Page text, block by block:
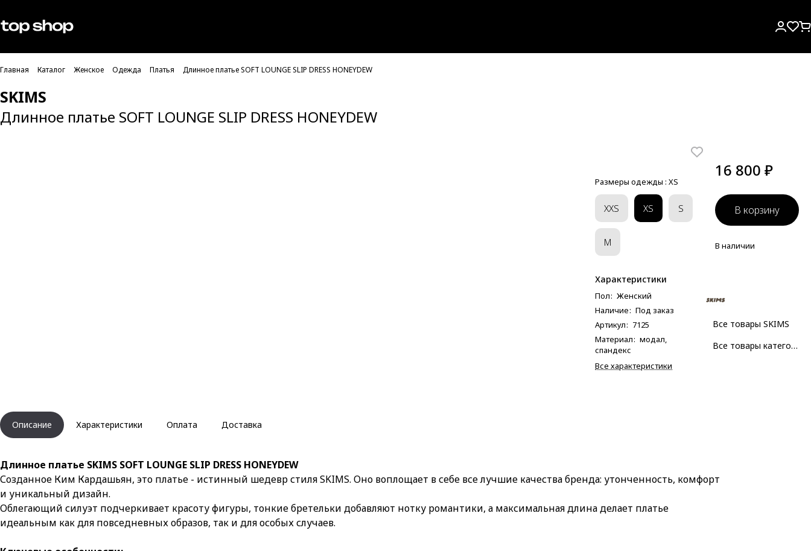
Проверка хлебных крошек
Главная Каталог Женское Одежда Платья Длинное платье SOFT LOUNGE SLIP DRESS HONEYDEW
SKIMS
Длинное платье SOFT LOUNGE SLIP DRESS HONEYDEW
Размеры одежды : XS
XXS XS S
M
Характеристики
Пол: Женский
Наличие: Под заказ
Артикул: 7125
Материал: модал,
спандекс
Все характеристики
16 800 ₽
В корзину
В наличии
Все товары SKIMS
Все товары категории
Описание Характеристики Оплата Доставка
Длинное платье SKIMS SOFT LOUNGE SLIP DRESS HONEYDEW
Созданное Ким Кардашьян, это платье - истинный шедевр стиля SKIMS. Оно воплощает в себе все лучшие качества бренда: утонченность, комфорт
и уникальный дизайн.
Облегающий силуэт подчеркивает красоту фигуры, тонкие бретельки добавляют нотку романтики, а максимальная длина делает платье
идеальным как для повседневных образов, так и для особых случаев.